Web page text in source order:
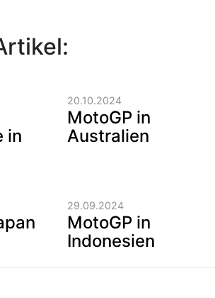
in
20.10.2024
MotoGP in
Australien
29.09.2024
MotoGP in
Indonesien